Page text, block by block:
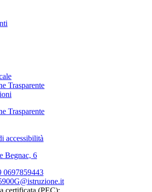
Trasparente
Trasparente
accessibilità
Begnac, 6
0697859443
certificata (PEC):